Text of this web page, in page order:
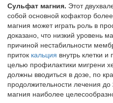
встрече с журналистами
Местная анестезия развивает
Сульфат магния. Этот
собой основной кофак­тор
магния может играть роль в
доказано, что низкий уровень
причиной нестабиль­ности
приток кальция внутрь клетки
целью профилактики мигрени
должны вводиться в дозе, по
про­должительности лечения
магния наиболее